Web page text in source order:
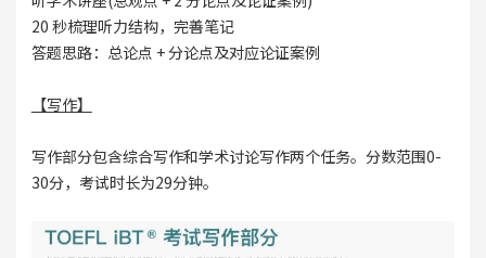
20 秒梳理听力结构，完善笔记
答题思路：总论点 + 分论点及对应论证案例
【写作】
写作部分包含综合写作和学术讨论写作两个任务。分数范围0-
30分，考试时长为29分钟。